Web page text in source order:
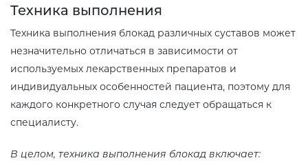
Техника выполнения
Техника выполнения блокад различных суставов может
незначительно отличаться в зависимости от
используемых лекарственных препаратов и
индивидуальных особенностей пациента, поэтому для
каждого конкретного случая следует обращаться к
специалисту.
В целом, техника выполнения блокад включает: